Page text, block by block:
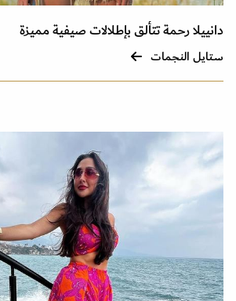
دانييلا رحمة تتألق بإطلالات صيفية مميزة
ستايل النجمات